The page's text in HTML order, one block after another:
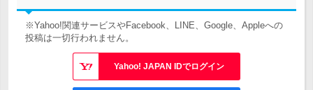
※Yahoo!関連サービスやFacebook、LINE、Google、Appleへの
投稿は一切行われません。
Yahoo! JAPAN IDでログイン